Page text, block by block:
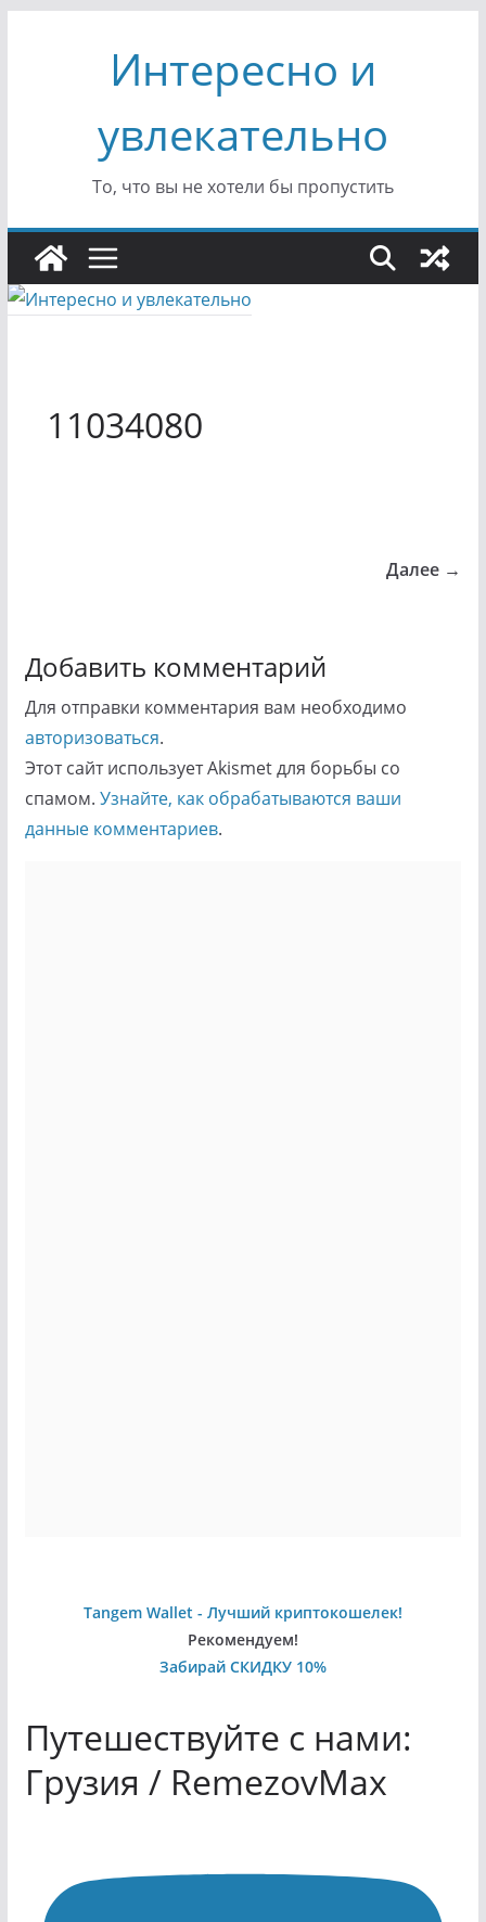
содержимомуИнтересно и
увлекательно
То, что вы не хотели бы пропустить
11034080
Далее →
Добавить комментарий
Для отправки комментария вам необходимо
авторизоваться.
Этот сайт использует Akismet для борьбы со
спамом. Узнайте, как обрабатываются ваши
данные комментариев.
Tangem Wallet - Лучший криптокошелек!
Рекомендуем!
Забирай СКИДКУ 10%
Путешествуйте с нами:
Грузия / RemezovMax